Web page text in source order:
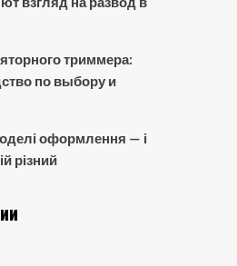
триммера:
по выбору и
оформлення — і
різний